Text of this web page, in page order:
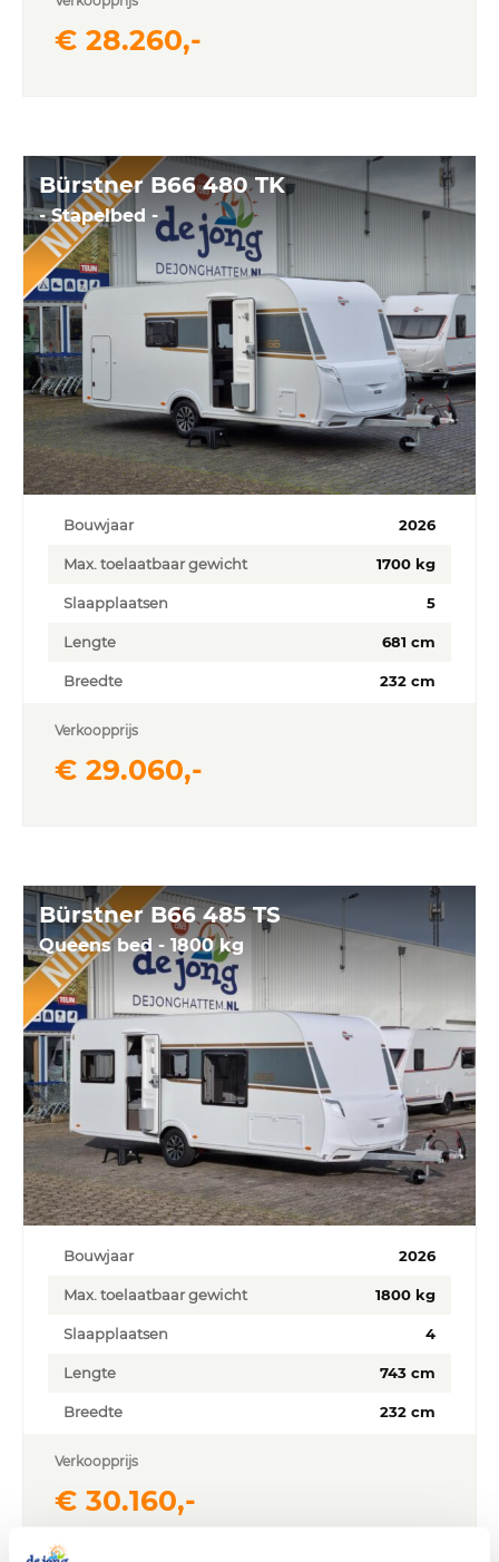
€ 28.260,-
Bürstner B66 480 TK
- Stapelbed -
Bouwjaar 2026
Max. toelaatbaar gewicht 1700 kg
Slaapplaatsen 5
Lengte 681 cm
Breedte 232 cm
Verkoopprijs
€ 29.060,-
Bürstner B66 485 TS
Queens bed - 1800 kg
Bouwjaar 2026
Max. toelaatbaar gewicht 1800 kg
Slaapplaatsen 4
Lengte 743 cm
Breedte 232 cm
Verkoopprijs
€ 30.160,-